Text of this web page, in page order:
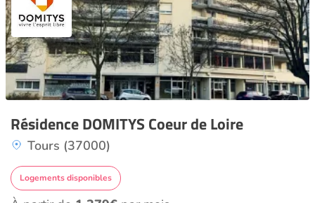
Résidence DOMITYS Coeur de Loire
Tours (37000)
Logements disponibles